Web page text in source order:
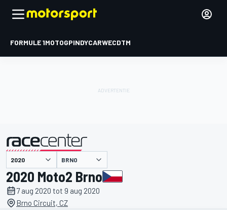
FORMULE 1MOTOGPINDYCARWECDTM
gepresenteerd door BRNO
2020 Moto2 Brno
7 aug 2020 tot 9 aug 2020
Brno Circuit, CZ